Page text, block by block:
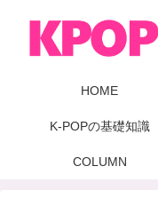
HOME
K-POPの基礎知識
COLUMN